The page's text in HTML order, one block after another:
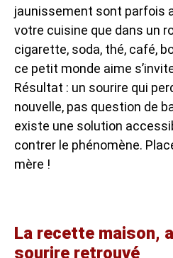
jaunissement sont parfois
votre cuisine que dans un
cigarette, soda, thé, café,
ce petit monde aime
Résultat : un sourire qui
nouvelle, pas question de
existe une solution
contrer le phénomène.
mère !
La recette maison,
sourire retrouvé